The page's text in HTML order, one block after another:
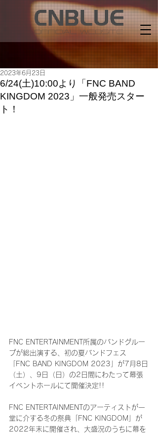
6/24(土)10:00より「FNC BAND
KINGDOM 2023」一般発売スター
ト！
2023年6月23日
FNC ENTERTAINMENT所属のバンドグルー
プが総出演する、初の夏バンドフェス
「FNC BAND KINGDOM 2023」が7月8日
（土）、9日（日）の2日間にわたって幕張
イベントホールにて開催決定!!
FNC ENTERTAINMENTのアーティストが一
堂に介する冬の祭典「FNC KINGDOM」が
2022年末に開催され、大盛況のうちに幕を